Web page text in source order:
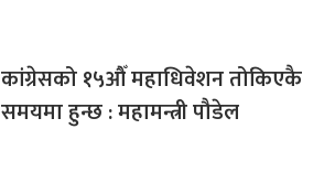
कांग्रेसको १५औँ महाधिवेशन तोकिएकै
समयमा हुन्छ : महामन्त्री पौडेल